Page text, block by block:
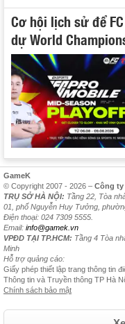
Cơ hội lịch sử để
dự World
GameK
© Copyright 2007 - 2026 – Công ty
TRỤ SỞ HÀ NỘI: Tầng 22, Tòa
01, phố Nguyễn Huy Tưởng,
Điện thoại: 024 7309 5555.
Email: info@gamek.vn
VPĐD TẠI TP.HCM: Tầng 4 Tòa
Minh
Hỗ trợ quảng cáo:
Giấy phép thiết lập trang thông tin
Thông tin và Truyền thông TP Hà
Chính sách bảo mật